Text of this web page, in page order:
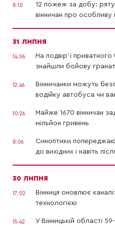
8:10
12 пожеж за добу:
вінничан про особливу
31 ЛИПНЯ
14:06
На подвір’ї приватного
знайшли бойову
12:46
Вінничанки можуть
водійку автобуса чи
10:26
Майже 1670 вінничан
мільйон гривень
8:06
Синоптики
до вихідних і навіть
30 ЛИПНЯ
17:02
Вінниця оновлює
технологією
15:42
У Вінницькій області